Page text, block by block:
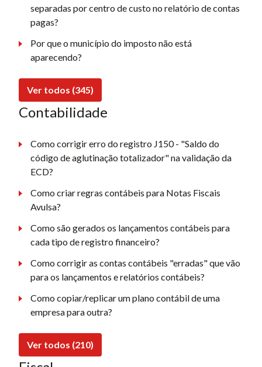
separadas por centro de custo no relatório de contas
pagas?
Por que o município do imposto não está
aparecendo?
Ver todos (345)
Contabilidade
Como corrigir erro do registro J150 - "Saldo do
código de aglutinação totalizador" na validação da
ECD?
Como criar regras contábeis para Notas Fiscais
Avulsa?
Como são gerados os lançamentos contábeis para
cada tipo de registro financeiro?
Como corrigir as contas contábeis "erradas" que vão
para os lançamentos e relatórios contábeis?
Como copiar/replicar um plano contábil de uma
empresa para outra?
Ver todos (210)